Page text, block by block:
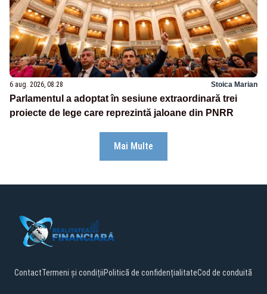
6 aug. 2026, 08:28 Stoica Marian
Parlamentul a adoptat în sesiune extraordinară trei
proiecte de lege care reprezintă jaloane din PNRR
Mai Multe
ContactTermeni și condițiiPolitică de confidențialitateCod de conduită